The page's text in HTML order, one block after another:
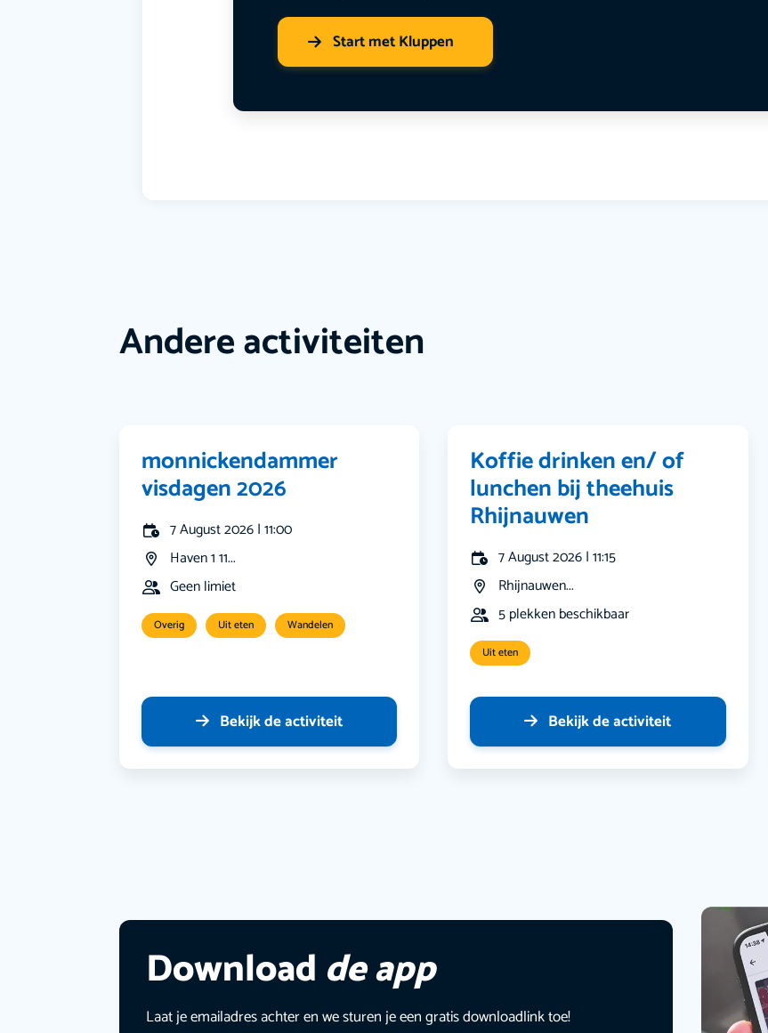
Start met Kluppen
Andere activiteiten
monnickendammer
visdagen 2026
7 August 2026 | 11:00
Haven 1 11...
Geen limiet
Overig Uit eten Wandelen
Bekijk de activiteit
Koffie drinken en/ of
lunchen bij theehuis
Rhijnauwen
7 August 2026 | 11:15
Rhijnauwen...
5 plekken beschikbaar
Uit eten
Bekijk de activiteit
Download de app
Laat je emailadres achter en we sturen je een gratis downloadlink toe!